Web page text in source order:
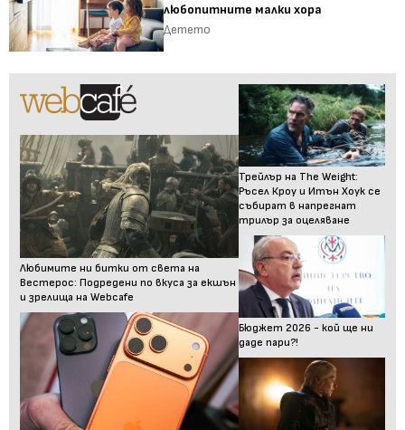
любопитните малки хора
Детето
Любимите ни битки от света на
Вестерос: Подредени по вкуса за екшън
и зрелища на Webcafe
Трейлър на The Weight:
Ръсел Кроу и Итън Хоук се
събират в напрегнат
трилър за оцеляване
Бюджет 2026 - кой ще ни
даде пари?!